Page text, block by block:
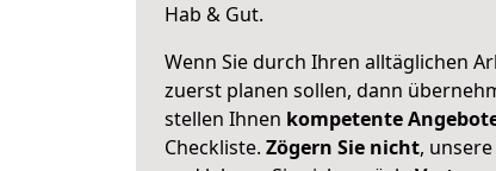
Hab & Gut.
Wenn Sie durch Ihren alltäglichen
zuerst planen sollen, dann
stellen Ihnen kompetente
Checkliste. Zögern Sie nicht,